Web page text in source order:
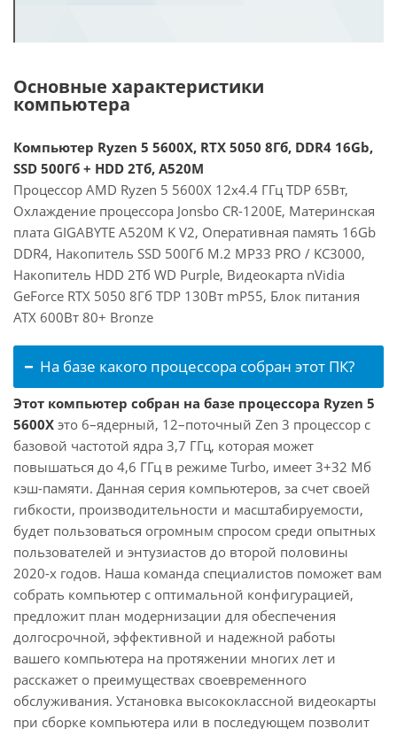
Основные характеристики
компьютера
Компьютер Ryzen 5 5600X, RTX 5050 8Гб, DDR4 16Gb,
SSD 500Гб + HDD 2Тб, A520M
Процессор AMD Ryzen 5 5600X 12x4.4 ГГц TDP 65Вт,
Охлаждение процессора Jonsbo CR-1200E, Материнская
плата GIGABYTE A520M K V2, Оперативная память 16Gb
DDR4, Накопитель SSD 500Гб M.2 MP33 PRO / KC3000,
Накопитель HDD 2Тб WD Purple, Видеокарта nVidia
GeForce RTX 5050 8Гб TDP 130Вт mP55, Блок питания
ATX 600Вт 80+ Bronze
На базе какого процессора собран этот ПК?
Этот компьютер собран на базе процессора Ryzen 5
5600X это 6–ядерный, 12–поточный Zen 3 процессор с
базовой частотой ядра 3,7 ГГц, которая может
повышаться до 4,6 ГГц в режиме Turbo, имеет 3+32 Мб
кэш-памяти. Данная серия компьютеров, за счет своей
гибкости, производительности и масштабируемости,
будет пользоваться огромным спросом среди опытных
пользователей и энтузиастов до второй половины
2020-х годов. Наша команда специалистов поможет вам
собрать компьютер с оптимальной конфигурацией,
предложит план модернизации для обеспечения
долгосрочной, эффективной и надежной работы
вашего компьютера на протяжении многих лет и
расскажет о преимуществах своевременного
обслуживания. Установка высококлассной видеокарты
при сборке компьютера или в последующем позволит